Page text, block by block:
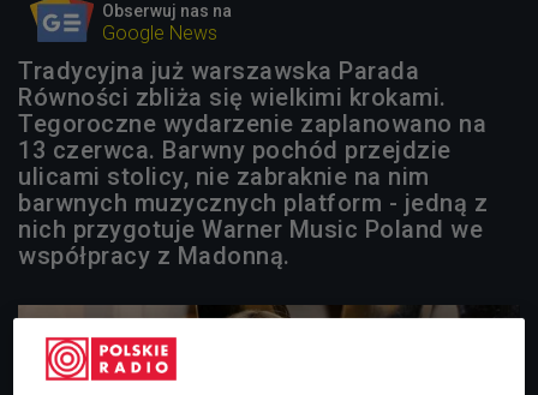
Obserwuj nas na
Google News
Tradycyjna już warszawska Parada
Równości zbliża się wielkimi krokami.
Tegoroczne wydarzenie zaplanowano na
13 czerwca. Barwny pochód przejdzie
ulicami stolicy, nie zabraknie na nim
barwnych muzycznych platform - jedną z
nich przygotuje Warner Music Poland we
współpracy z Madonną.